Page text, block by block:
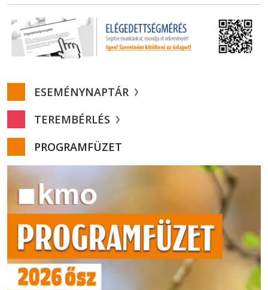
ESEMÉNYNAPTÁR
TEREMBÉRLÉS
PROGRAMFÜZET